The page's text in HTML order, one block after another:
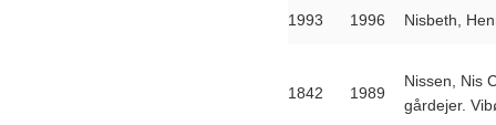
1993 1996 Nisbeth,
1842 1989
Nissen, Nis
gårdejer.